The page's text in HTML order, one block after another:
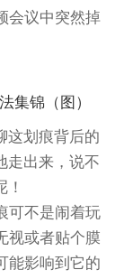
会议中突然掉
划痕背后的
走出来，说不
不是闹着玩
视或者贴个膜
能影响到它的